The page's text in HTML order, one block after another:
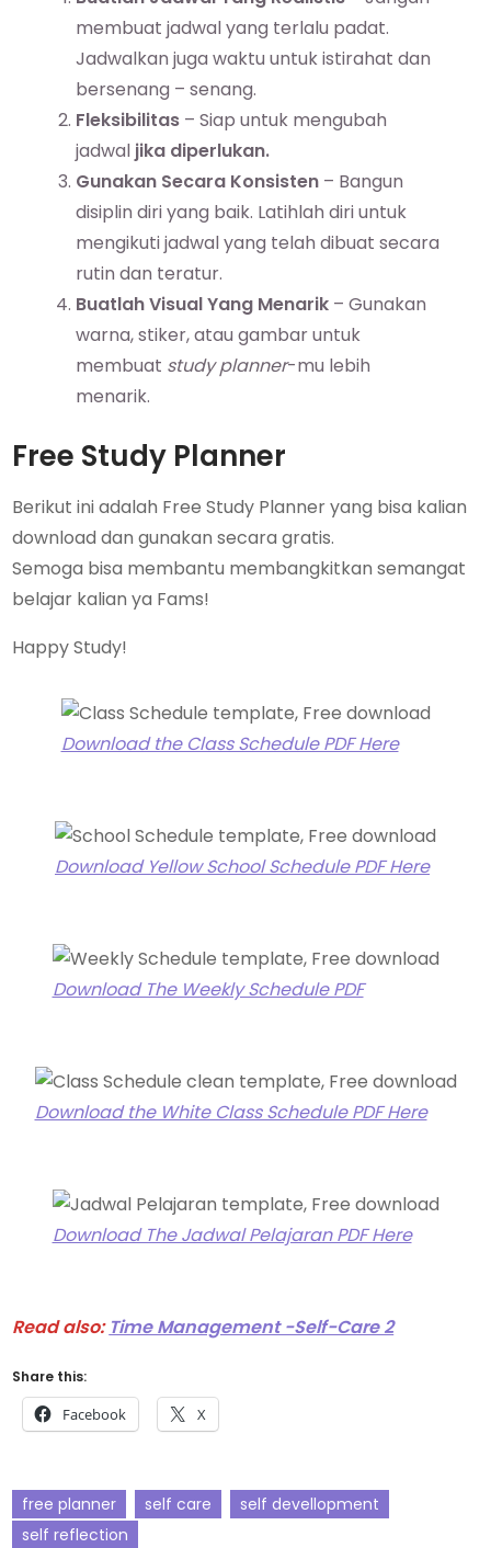
membuat jadwal yang terlalu padat.
Jadwalkan juga waktu untuk istirahat dan
bersenang – senang.
Fleksibilitas – Siap untuk mengubah
jadwal jika diperlukan.
Gunakan Secara Konsisten – Bangun
disiplin diri yang baik. Latihlah diri untuk
mengikuti jadwal yang telah dibuat secara
rutin dan teratur.
Buatlah Visual Yang Menarik – Gunakan
warna, stiker, atau gambar untuk
membuat study planner-mu lebih
menarik.
Free Study Planner
Berikut ini adalah Free Study Planner yang bisa kalian
download dan gunakan secara gratis.
Semoga bisa membantu membangkitkan semangat
belajar kalian ya Fams!
Happy Study!
Download the Class Schedule PDF Here
Download Yellow School Schedule PDF Here
Download The Weekly Schedule PDF
Download the White Class Schedule PDF Here
Download The Jadwal Pelajaran PDF Here
Read also: Time Management -Self-Care 2
Share this:
Facebook X
free planner self care
self devellopment
self reflection